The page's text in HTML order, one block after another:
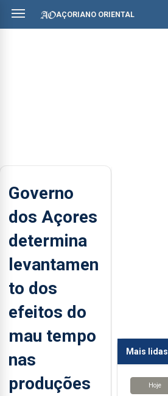
AÇORIANO ORIENTAL
Governo
dos Açores
determina
levantamen
to dos
efeitos do
mau tempo
nas
produções
Mais lidas
Hoje